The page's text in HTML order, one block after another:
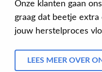
Onze klanten gaan
graag dat beetje
jouw herstelproces
LEES MEER OVER